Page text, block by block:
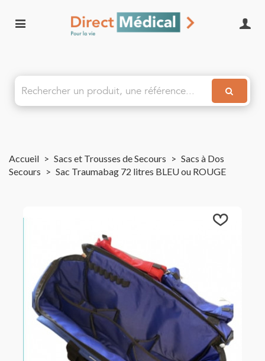
Accueil > Sacs et Trousses de Secours > Sacs à Dos
Secours > Sac Traumabag 72 litres BLEU ou ROUGE